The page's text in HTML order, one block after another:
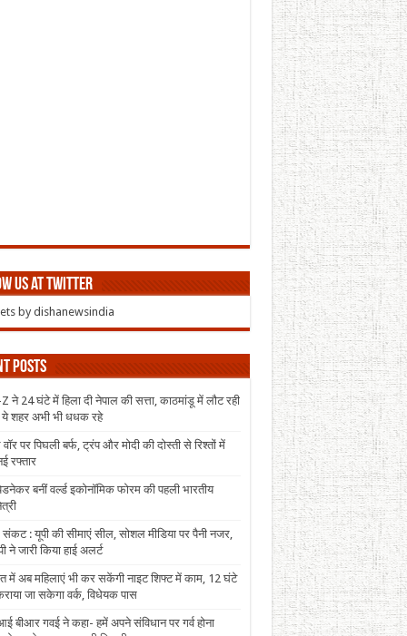
us at Twitter
by dishanewsindia
Posts
ने 24 घंटे में हिला दी नेपाल की सत्ता, काठमांडू में लौट रही
ये शहर अभी भी धधक रहे
पर पिघली बर्फ, ट्रंप और मोदी की दोस्ती से रिश्तों में
रफ्तार
बनीं वर्ल्ड इकोनॉमिक फोरम की पहली भारतीय
संकट : यूपी की सीमाएं सील, सोशल मीडिया पर पैनी नजर,
ने जारी किया हाई अलर्ट
में अब महिलाएं भी कर सकेंगी नाइट शिफ्ट में काम, 12 घंटे
जा सकेगा वर्क, विधेयक पास
बीआर गवई ने कहा- हमें अपने संविधान पर गर्व होना